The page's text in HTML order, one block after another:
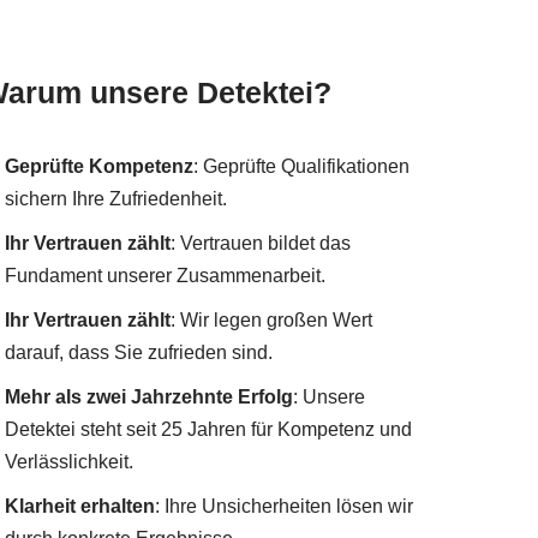
unsere Detektei?
Geprüfte Kompetenz: Geprüfte Qualifikationen
sichern Ihre Zufriedenheit.
Ihr Vertrauen zählt: Vertrauen bildet das
Fundament unserer Zusammenarbeit.
Ihr Vertrauen zählt: Wir legen großen Wert
darauf, dass Sie zufrieden sind.
Mehr als zwei Jahrzehnte Erfolg: Unsere
Detektei steht seit 25 Jahren für Kompetenz und
Verlässlichkeit.
Klarheit erhalten: Ihre Unsicherheiten lösen wir